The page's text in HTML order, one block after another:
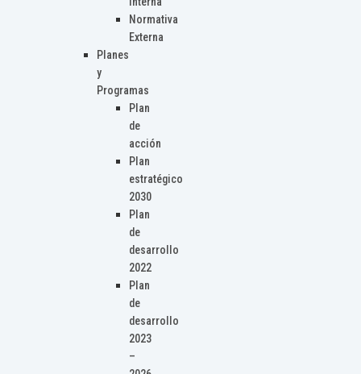
Normativa
Externa
Planes
y
Programas
Plan
de
acción
Plan
estratégico
2030
Plan
de
desarrollo
2022
Plan
de
desarrollo
2023
–